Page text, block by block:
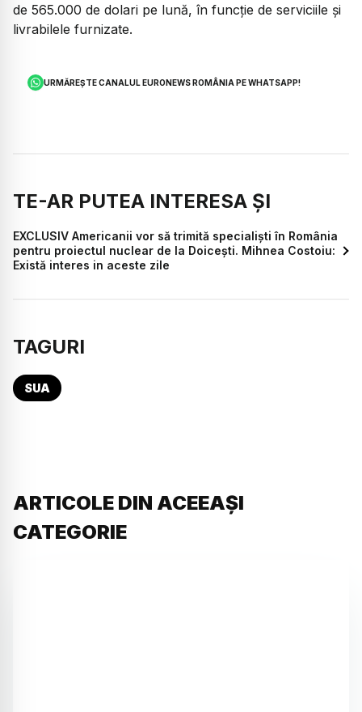
de 565.000 de dolari pe lună, în funcție de serviciile și
livrabilele furnizate.
URMĂREȘTE CANALUL EURONEWS ROMÂNIA PE WHATSAPP!
TE-AR PUTEA INTERESA ȘI
EXCLUSIV Americanii vor să trimită specialiști în România
pentru proiectul nuclear de la Doicești. Mihnea Costoiu:
Există interes in aceste zile
TAGURI
SUA
ARTICOLE DIN ACEEAȘI
CATEGORIE